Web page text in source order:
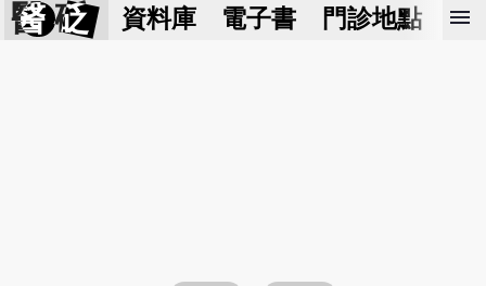
醫 砭 資料庫 電子書 門診地點 預
menu